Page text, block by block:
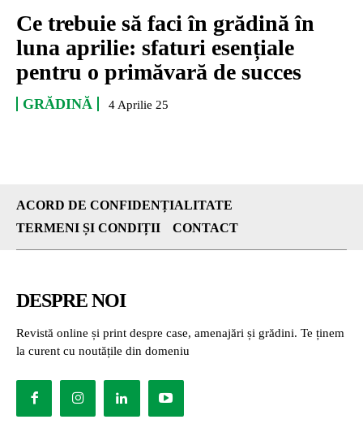
Ce trebuie să faci în grădină în
luna aprilie: sfaturi esențiale
pentru o primăvară de succes
GRĂDINĂ 4 Aprilie 25
ACORD DE CONFIDENȚIALITATE
TERMENI ȘI CONDIȚII
CONTACT
DESPRE NOI
Revistă online și print despre case, amenajări și grădini. Te ținem
la curent cu noutățile din domeniu